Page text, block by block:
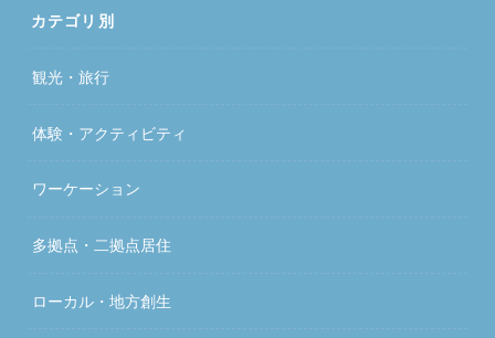
カテゴリ別
観光・旅行
体験・アクティビティ
ワーケーション
多拠点・二拠点居住
ローカル・地方創生